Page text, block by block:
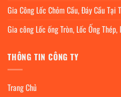
Gia Công Lốc Chỏm Cầu, Đáy Cầu Tại
Gia công Lốc ống Tròn, Lốc Ống Thép,
THÔNG TIN CÔNG TY
Trang Chủ